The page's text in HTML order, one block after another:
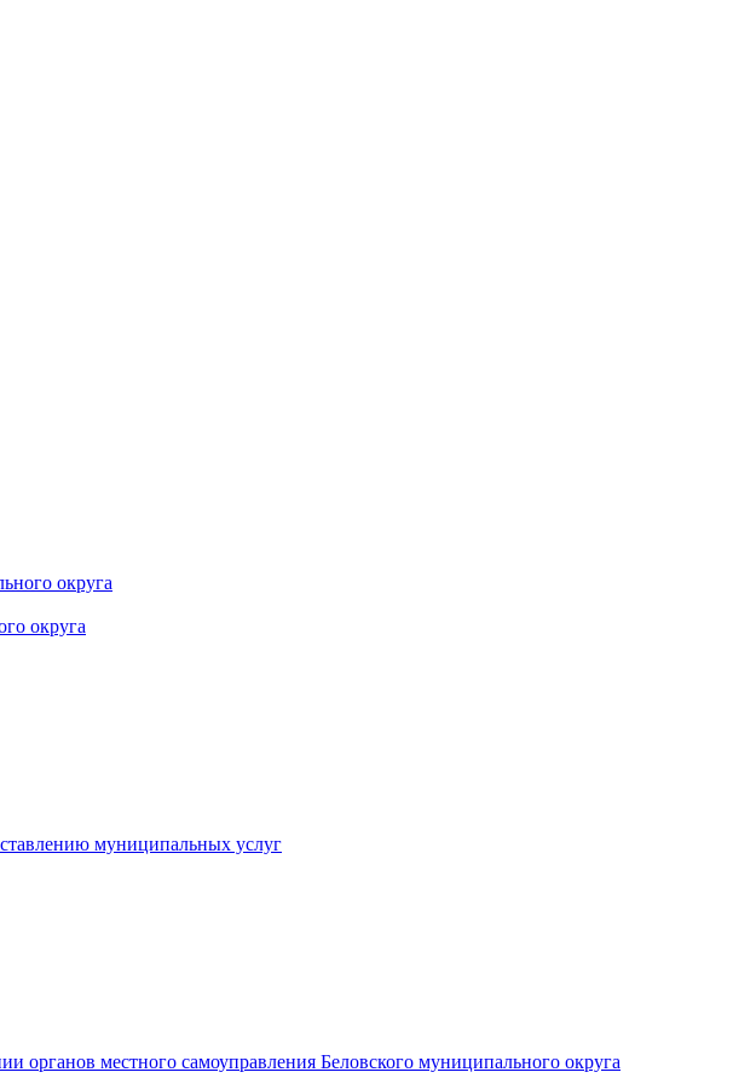
округа
округа
муниципальных услуг
органов местного самоуправления Беловского муниципального округа